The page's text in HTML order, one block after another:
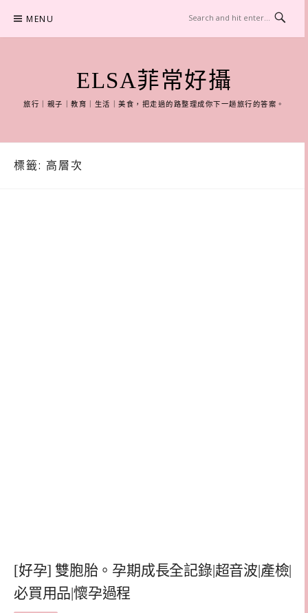
content
MENU
ELSA菲常好攝
旅行｜親子｜教育｜生活｜美食，把走過的路整理成你下一趟旅行的答案。
標籤: 高層次
[好孕] 雙胞胎。孕期成長全記錄|超音波|產檢|
必買用品|懷孕過程